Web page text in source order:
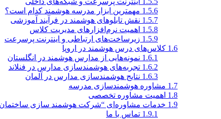
1.5.6 مهمترین ابزار مدرسه هوشمند کدام است؟
1.5.7 نقش تابلوهای هوشمند در فرآیند آموزشی
1.5.8 اهمیت نرم‌افزارهای مدیریت کلاس
1.5.9 زیرساخت‌های ارتباطی و اینترنت پرسرعت
1.6 کلاس‌های درس هوشمند در اروپا
1.6.1 نمونه‌هایی از مدارس هوشمند در انگلستان
1.6.2 تجربه‌های هوشمندسازی مدارس در فنلاند
1.6.3 نتایج هوشمندسازی مدارس در آلمان
1.7 مشاوره هوشمندسازی مدرسه
1.8 اهمیت مشاوره تخصصی
1.9 خدمات مشاوره‌ای “شرکت هوشمند سازی ساختمان
1.9.1 تماس با ما